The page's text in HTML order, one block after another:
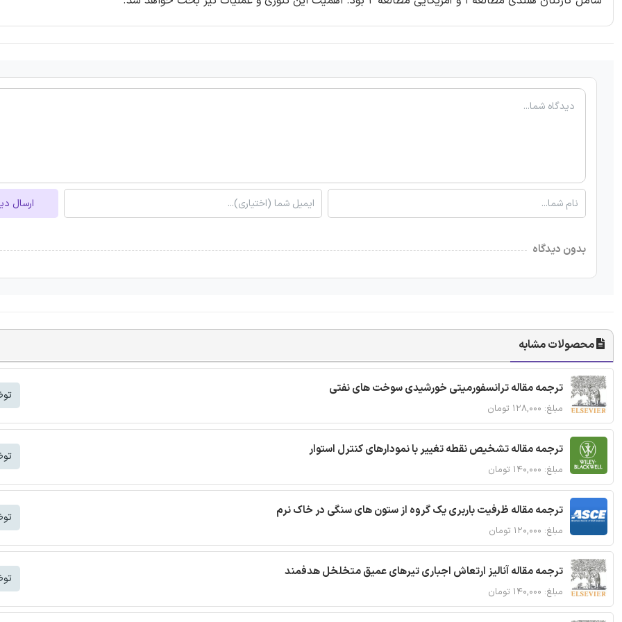
ارسال
بدون دیدگاه
محصولات مشابه
ترجمه مقاله ترانسفورمیتی خورشیدی سوخت های نفتی
مبلغ: ۱۲۸,۰۰۰ تومان
ترجمه مقاله تشخیص نقطه تغییر با نمودارهای کنترل استوار
مبلغ: ۱۴۰,۰۰۰ تومان
ترجمه مقاله ظرفیت باربری یک گروه از ستون های سنگی در خاک نرم
مبلغ: ۱۲۰,۰۰۰ تومان
ترجمه مقاله آنالیز ارتعاش اجباری تیرهای عمیق متخلخل هدفمند
مبلغ: ۱۴۰,۰۰۰ تومان